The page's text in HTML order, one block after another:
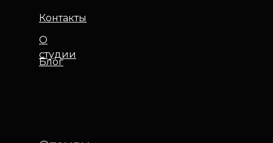
Контакты
О
студии
Блог